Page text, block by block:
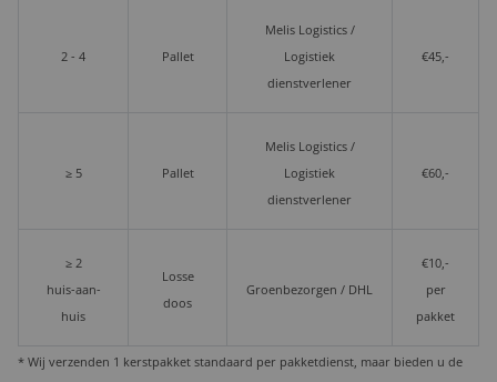
2 - 4 Pallet
Melis Logistics /
Logistiek
dienstverlener
€45,-
≥ 5 Pallet
Melis Logistics /
Logistiek
dienstverlener
€60,-
≥ 2
huis-aan-
huis
Losse
doos
Groenbezorgen / DHL
€10,-
per
pakket
* Wij verzenden 1 kerstpakket standaard per pakketdienst, maar bieden u de